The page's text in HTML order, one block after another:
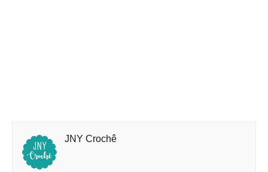
JNY Crochê